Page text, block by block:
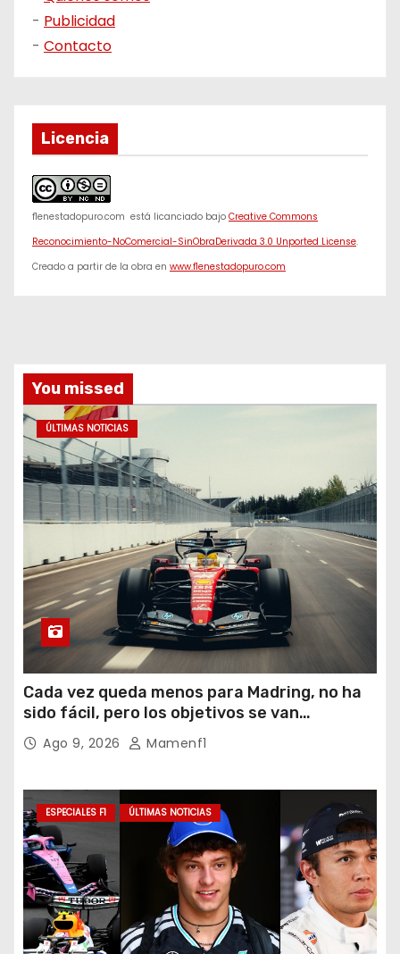
- Publicidad
- Contacto
Licencia
f1enestadopuro.com está licanciado bajo Creative Commons
Reconocimiento-NoComercial-SinObraDerivada 3.0 Unported License.
Creado a partir de la obra en www.f1enestadopuro.com
You missed
ÚLTIMAS NOTICIAS
Cada vez queda menos para Madring, no ha
sido fácil, pero los objetivos se van
cumpliendo
Ago 9, 2026 Mamenf1
ESPECIALES F1 ÚLTIMAS NOTICIAS